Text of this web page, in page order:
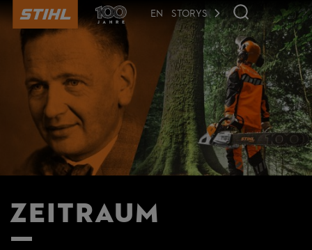
Seite
anspringen
EN STORYS
Zeitraum